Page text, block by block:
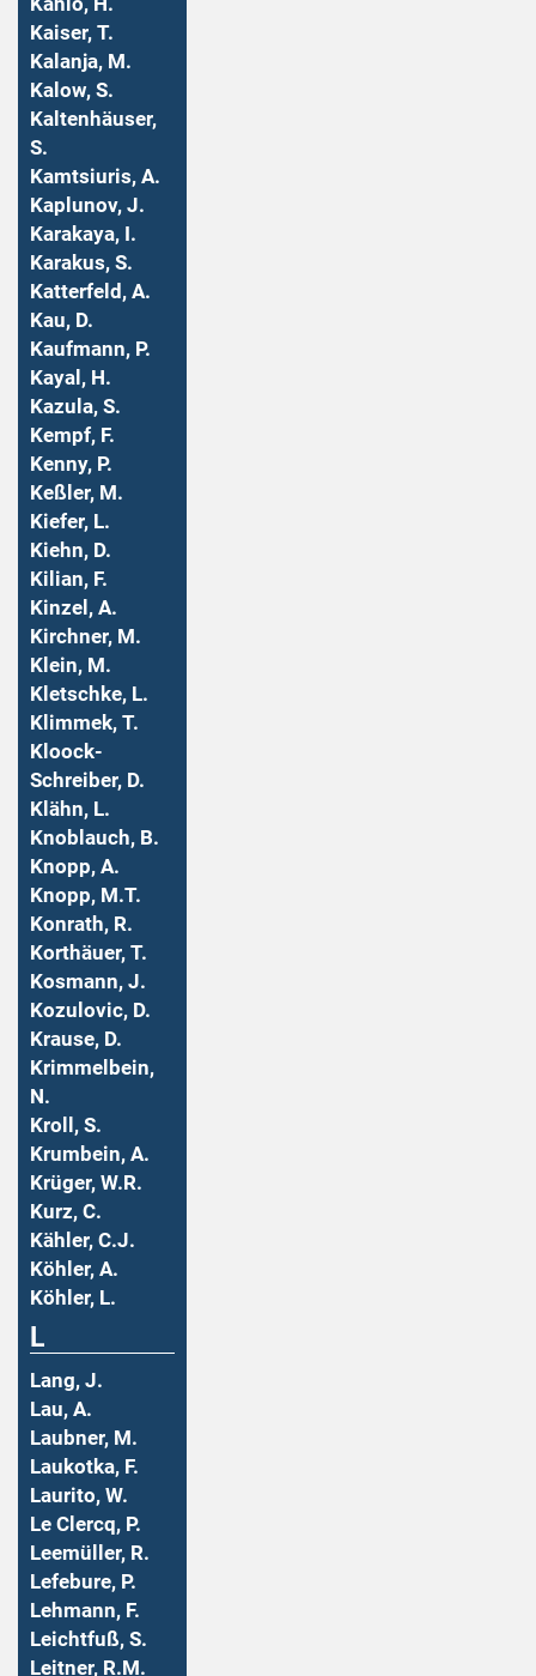
Kaiser, T.
Kalanja, M.
Kalow, S.
Kaltenhäuser,
S.
Kamtsiuris, A.
Kaplunov, J.
Karakaya, I.
Karakus, S.
Katterfeld, A.
Kau, D.
Kaufmann, P.
Kayal, H.
Kazula, S.
Kempf, F.
Kenny, P.
Keßler, M.
Kiefer, L.
Kiehn, D.
Kilian, F.
Kinzel, A.
Kirchner, M.
Klein, M.
Kletschke, L.
Klimmek, T.
Kloock-
Schreiber, D.
Klähn, L.
Knoblauch, B.
Knopp, A.
Knopp, M.T.
Konrath, R.
Korthäuer, T.
Kosmann, J.
Kozulovic, D.
Krause, D.
Krimmelbein,
N.
Kroll, S.
Krumbein, A.
Krüger, W.R.
Kurz, C.
Kähler, C.J.
Köhler, A.
Köhler, L.
L
Lang, J.
Lau, A.
Laubner, M.
Laukotka, F.
Laurito, W.
Le Clercq, P.
Leemüller, R.
Lefebure, P.
Lehmann, F.
Leichtfuß, S.
Leitner, R.M.